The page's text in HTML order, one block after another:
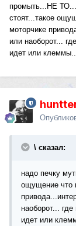
промыть...НЕ ТО...
стоят...такое
моторчике
или наоборот...
идет или
\ сказал:
надо печку
ощущение что
наоборот...
идет или